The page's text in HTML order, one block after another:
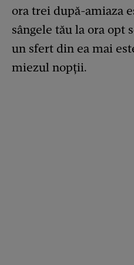
ora trei după-amiaza
sângele tău la ora opt
un sfert din ea mai
miezul nopții.